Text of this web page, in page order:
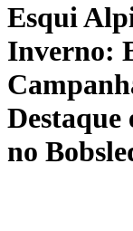
Esqui
Inverno:
Destaque
no